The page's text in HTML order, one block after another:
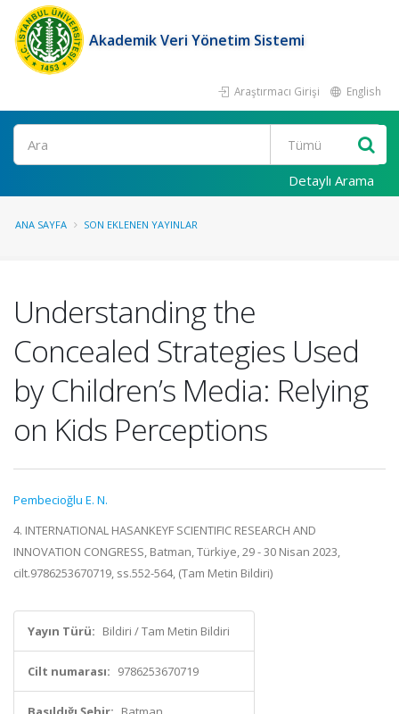
Akademik Veri Yönetim Sistemi
Araştırmacı Girişi English
Ara
Detaylı Arama
ANA SAYFA SON EKLENEN YAYINLAR
Understanding the
Concealed Strategies Used
by Children’s Media: Relying
on Kids Perceptions
Pembecioğlu E. N.
4. INTERNATIONAL HASANKEYF SCIENTIFIC RESEARCH AND
INNOVATION CONGRESS, Batman, Türkiye, 29 - 30 Nisan 2023,
cilt.9786253670719, ss.552-564, (Tam Metin Bildiri)
Yayın Türü: Bildiri / Tam Metin Bildiri
Cilt numarası: 9786253670719